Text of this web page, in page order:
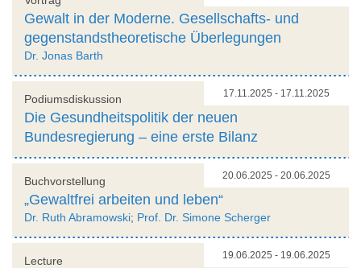
Gewalt in der Moderne. Gesellschafts- und
gegenstandstheoretische Überlegungen
Dr. Jonas Barth
17.11.2025 - 17.11.2025
Podiumsdiskussion
Die Gesundheitspolitik der neuen
Bundesregierung – eine erste Bilanz
20.06.2025 - 20.06.2025
Buchvorstellung
„Gewaltfrei arbeiten und leben“
Dr. Ruth Abramowski; Prof. Dr. Simone Scherger
19.06.2025 - 19.06.2025
Lecture